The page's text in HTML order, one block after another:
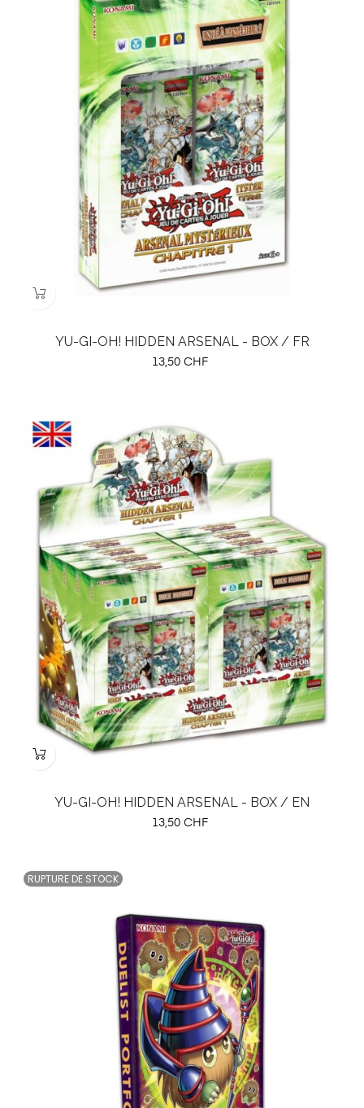
YU-GI-OH! HIDDEN ARSENAL - BOX / FR
Prix
13,50 CHF
YU-GI-OH! HIDDEN ARSENAL - BOX / EN
Prix
13,50 CHF
RUPTURE DE STOCK